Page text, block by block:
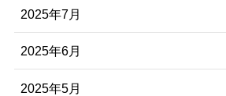
2025年7月
2025年6月
2025年5月